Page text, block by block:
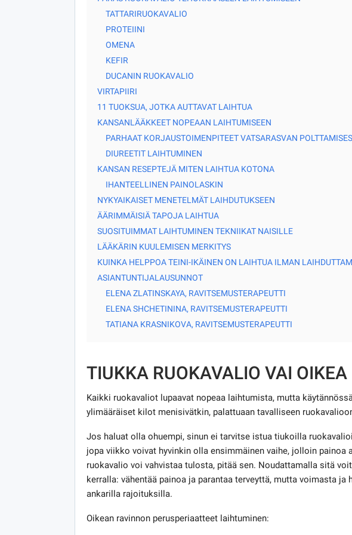
TATTARIRUOKAVALIO
PROTEIINI
OMENA
KEFIR
DUCANIN RUOKAVALIO
VIRTAPIIRI
11 TUOKSUA, JOTKA AUTTAVAT LAIHTUA
KANSANLÄÄKKEET NOPEAAN LAIHTUMISEEN
PARHAAT KORJAUSTOIMENPITEET VATSARASVAN
DIUREETIT LAIHTUMINEN
KANSAN RESEPTEJÄ MITEN LAIHTUA KOTONA
IHANTEELLINEN PAINOLASKIN
NYKYAIKAISET MENETELMÄT LAIHDUTUKSEEN
ÄÄRIMMÄISIÄ TAPOJA LAIHTUA
SUOSITUIMMAT LAIHTUMINEN TEKNIIKAT NAISILLE
LÄÄKÄRIN KUULEMISEN MERKITYS
KUINKA HELPPOA TEINI-IKÄINEN ON LAIHTUA ILMAN
ASIANTUNTIJALAUSUNNOT
ELENA ZLATINSKAYA, RAVITSEMUSTERAPEUTTI
ELENA SHCHETININA, RAVITSEMUSTERAPEUTTI
TATIANA KRASNIKOVA, RAVITSEMUSTERAPEUTTI
TIUKKA RUOKAVALIO VAI
Kaikki ruokavaliot lupaavat nopeaa laihtumista, mutta
ylimääräiset kilot menisivätkin, palattuaan tavalliseen
Jos haluat olla ohuempi, sinun ei tarvitse istua tiukoilla
jopa viikko voivat hyvinkin olla ensimmäinen vaihe, jolloin painoa
ruokavalio voi vahvistaa tulosta, pitää sen. Noudattamalla sitä
kerralla: vähentää painoa ja parantaa terveyttä, mutta voimasta
ankarilla rajoituksilla.
Oikean ravinnon perusperiaatteet laihtuminen: